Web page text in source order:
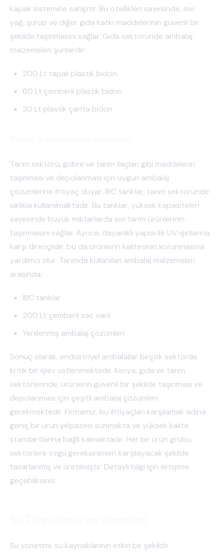
kapak sistemine sahiptir. Bu özellikleri sayesinde, sıvı
yağ, şurup ve diğer gıda katkı maddelerinin güvenli bir
şekilde taşınmasını sağlar. Gıda sektöründe ambalaj
malzemeleri şunlardır:
200 Lt tapalı plastik bidon
60 Lt çemberli plastik bidon
30 Lt plastik çanta bidon
Tarım sektörü, gübre ve tarım ilaçları gibi maddelerin
taşınması ve depolanması için uygun ambalaj
çözümlerine ihtiyaç duyar. IBC tanklar, tarım sektöründe
sıklıkla kullanılmaktadır. Bu tanklar, yüksek kapasiteleri
sayesinde büyük miktarlarda sıvı tarım ürünlerinin
taşınmasını sağlar. Ayrıca, dayanıklı yapısı ile UV ışınlarına
karşı dirençlidir, bu da ürünlerin kalitesinin korunmasına
yardımcı olur. Tarımda kullanılan ambalaj malzemeleri
arasında:
IBC tanklar
200 Lt çemberli sac varil
Yenilenmiş ambalaj çözümleri
Sonuç olarak, endüstriyel ambalajlar birçok sektörde
kritik bir işlev üstlenmektedir. Kimya, gıda ve tarım
sektörlerinde, ürünlerin güvenli bir şekilde taşınması ve
depolanması için çeşitli ambalaj çözümleri
gerekmektedir. Firmamız, bu ihtiyaçları karşılamak adına
geniş bir ürün yelpazesi sunmakta ve yüksek kalite
standartlarına bağlı kalmaktadır. Her bir ürün grubu,
sektörlere özgü gereksinimleri karşılayacak şekilde
tasarlanmış ve üretilmiştir. Detaylı bilgi için iletişime
geçebilirsiniz.
Su yönetimi, su kaynaklarının etkin bir şekilde